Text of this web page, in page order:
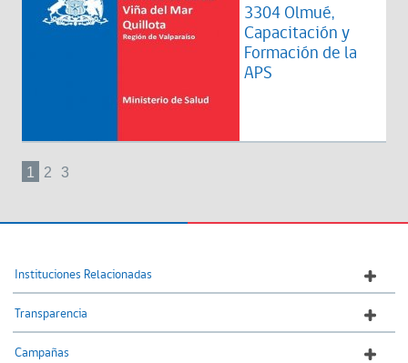
3304 Olmué,
Capacitación y
Formación de la
APS
1 2 3
Instituciones Relacionadas
Transparencia
Campañas